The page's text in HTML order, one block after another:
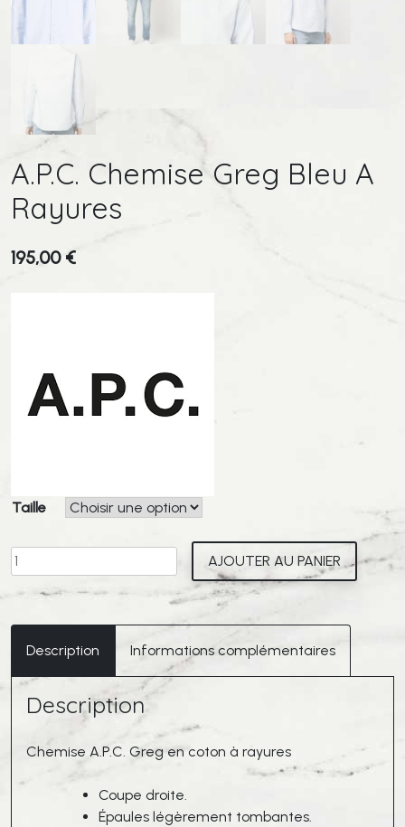
A.P.C. Chemise Greg Bleu A
Rayures
195,00 €
Taille
quantité
de
A.P.C.
Chemise
Greg
Rayures
AJOUTER AU PANIER
Description Informations complémentaires
Description
Chemise A.P.C. Greg en coton à rayures
Coupe droite.
Épaules légèrement tombantes.